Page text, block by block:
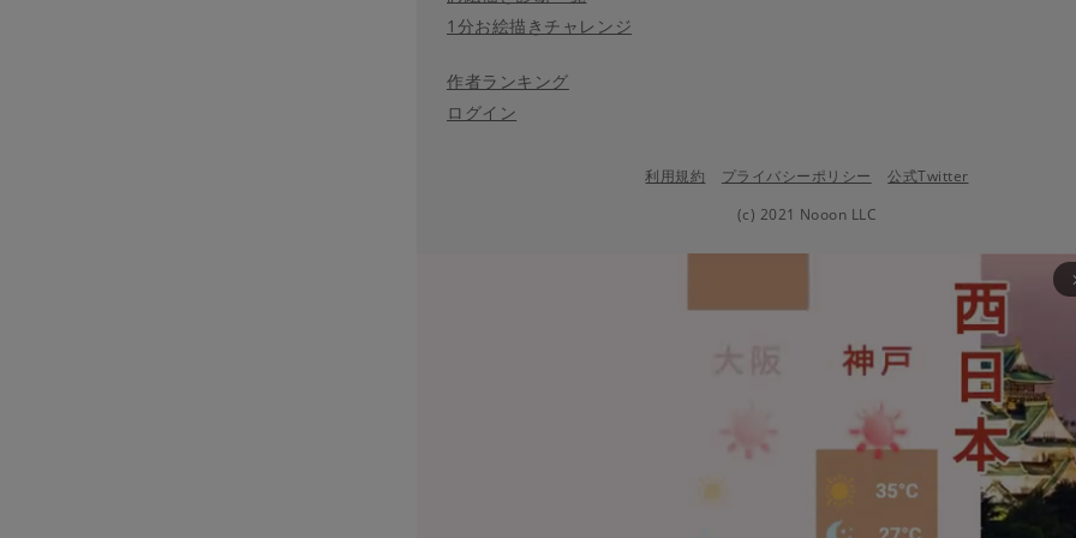
1分お絵描きチャレンジ
作者ランキング
ログイン
利用規約 プライバシーポリシー
公式Twitter
(c) 2021 Nooon LLC